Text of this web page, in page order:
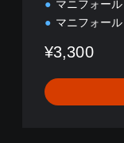
マニフォー
マニフォー
¥3,300